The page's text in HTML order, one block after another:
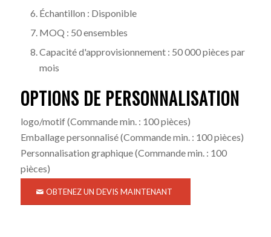
Échantillon : Disponible
MOQ : 50 ensembles
Capacité d'approvisionnement : 50 000 pièces par
mois
OPTIONS DE PERSONNALISATION
logo/motif(Commande min. : 100 pièces)
Emballage personnalisé(Commande min. : 100 pièces)
Personnalisation graphique(Commande min. : 100
pièces)
OBTENEZ UN DEVIS MAINTENANT